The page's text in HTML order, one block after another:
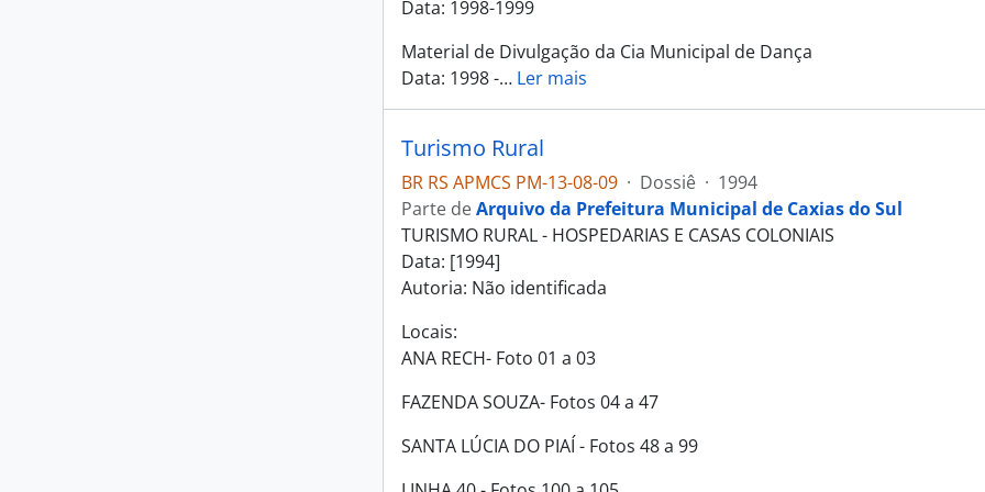
Data: 1998-1999
Material de Divulgação da Cia Municipal de Dança
Data: 1998 -… Ler mais
Turismo Rural
BR RS APMCS PM-13-08-09 · Dossiê · 1994
Parte deArquivo da Prefeitura Municipal de Caxias do Sul
TURISMO RURAL - HOSPEDARIAS E CASAS COLONIAIS
Data: [1994]
Autoria: Não identificada
Locais:
ANA RECH- Foto 01 a 03
FAZENDA SOUZA- Fotos 04 a 47
SANTA LÚCIA DO PIAÍ - Fotos 48 a 99